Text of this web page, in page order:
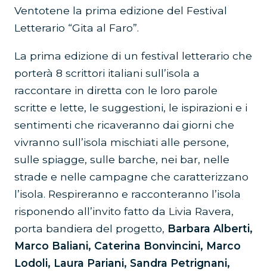
Ventotene la prima edizione del Festival
Letterario “Gita al Faro”.
La prima edizione di un festival letterario che
porterà 8 scrittori italiani sull’isola a
raccontare in diretta con le loro parole
scritte e lette, le suggestioni, le ispirazioni e i
sentimenti che ricaveranno dai giorni che
vivranno sull’isola mischiati alle persone,
sulle spiagge, sulle barche, nei bar, nelle
strade e nelle campagne che caratterizzano
l’isola. Respireranno e racconteranno l’isola
risponendo all’invito fatto da Livia Ravera,
porta bandiera del progetto, Barbara Alberti,
Marco Baliani, Caterina Bonvincini, Marco
Lodoli, Laura Pariani, Sandra Petrignani,